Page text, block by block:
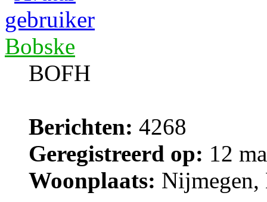
Bobske
BOFH
Berichten: 4268
Geregistreerd op: 12
Woonplaats: